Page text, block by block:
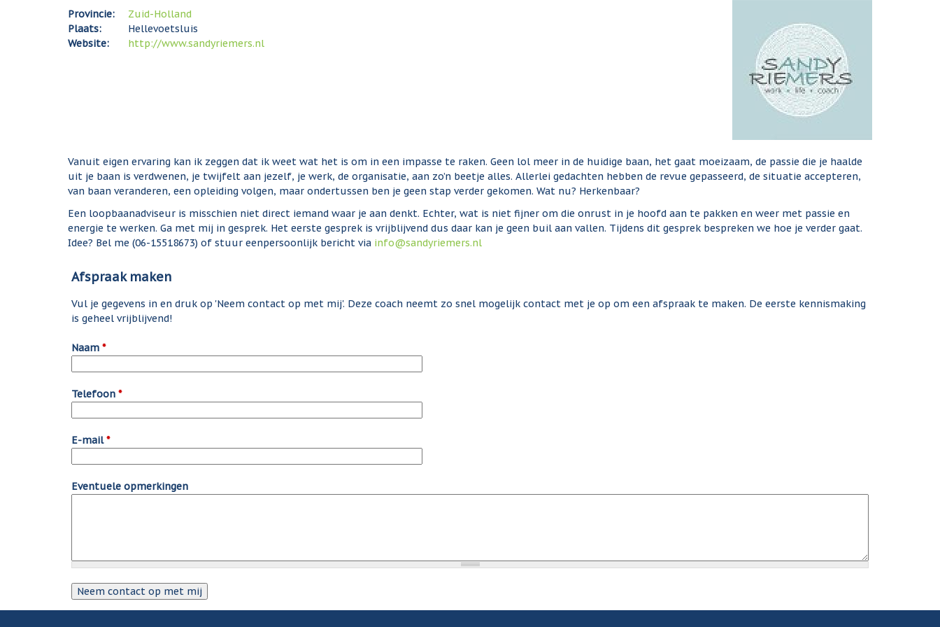
Provincie:
Zuid-Holland
Plaats:
Hellevoetsluis
Website:
http://www.sandyriemers.nl
Vanuit eigen ervaring kan ik zeggen dat ik weet wat het is om in een impasse te raken. Geen lol meer in de huidige baan, het gaat moeizaam, de passie die je haalde
uit je baan is verdwenen, je twijfelt aan jezelf, je werk, de organisatie, aan zo’n beetje alles. Allerlei gedachten hebben de revue gepasseerd, de situatie accepteren,
van baan veranderen, een opleiding volgen, maar ondertussen ben je geen stap verder gekomen. Wat nu? Herkenbaar?
Een loopbaanadviseur is misschien niet direct iemand waar je aan denkt. Echter, wat is niet fijner om die onrust in je hoofd aan te pakken en weer met passie en
energie te werken. Ga met mij in gesprek. Het eerste gesprek is vrijblijvend dus daar kan je geen buil aan vallen. Tijdens dit gesprek bespreken we hoe je verder gaat.
Idee? Bel me (06-15518673) of stuur eenpersoonlijk bericht via info@sandyriemers.nl
Afspraak maken
Vul je gegevens in en druk op 'Neem contact op met mij'. Deze coach neemt zo snel mogelijk contact met je op om een afspraak te maken. De eerste kennismaking
is geheel vrijblijvend!
Naam*
Telefoon*
E-mail*
Eventuele opmerkingen